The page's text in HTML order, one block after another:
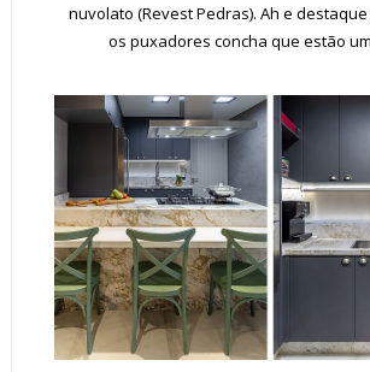
nuvolato (Revest Pedras). Ah e
os puxadores concha que estão